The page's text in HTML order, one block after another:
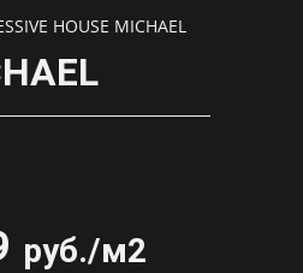
HOUSE MICHAEL
руб./м2